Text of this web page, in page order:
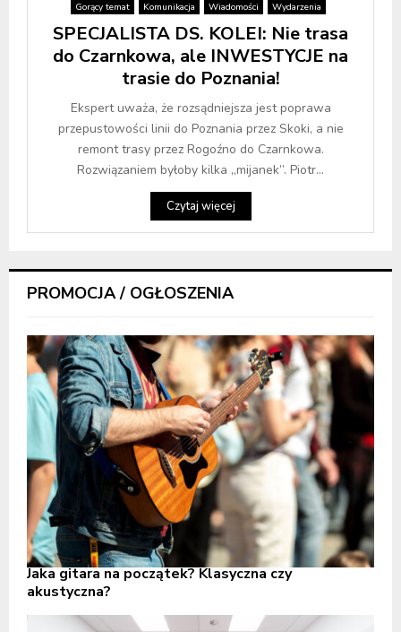
Gorący temat Komunikacja Wiadomości Wydarzenia
SPECJALISTA DS. KOLEI: Nie trasa
do Czarnkowa, ale INWESTYCJE na
trasie do Poznania!
Ekspert uważa, że rozsądniejsza jest poprawa
przepustowości linii do Poznania przez Skoki, a nie
remont trasy przez Rogoźno do Czarnkowa.
Rozwiązaniem byłoby kilka „mijanek”. Piotr...
Czytaj więcej
PROMOCJA / OGŁOSZENIA
Jaka gitara na początek? Klasyczna czy
akustyczna?